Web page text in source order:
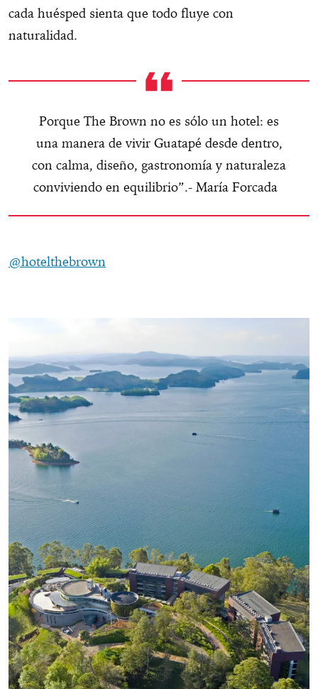
cada huésped sienta que todo fluye con
naturalidad.
Porque The Brown no es sólo un hotel: es
una manera de vivir Guatapé desde dentro,
con calma, diseño, gastronomía y naturaleza
conviviendo en equilibrio”.- María Forcada
@hotelthebrown